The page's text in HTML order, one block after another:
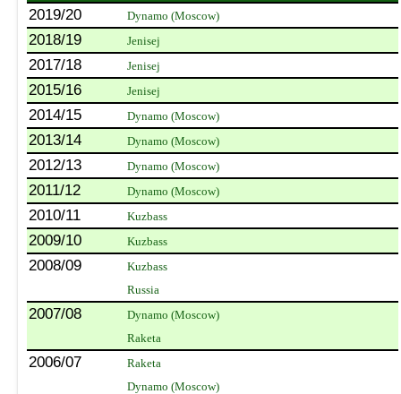
2019/20
Dynamo (Moscow)
2018/19 Jenisej
2017/18 Jenisej
2015/16 Jenisej
2014/15 Dynamo (Moscow)
2013/14 Dynamo (Moscow)
2012/13 Dynamo (Moscow)
2011/12 Dynamo (Moscow)
2010/11 Kuzbass
2009/10 Kuzbass
2008/09
Kuzbass
Russia
2007/08
Dynamo (Moscow)
Raketa
2006/07
Raketa
Dynamo (Moscow)